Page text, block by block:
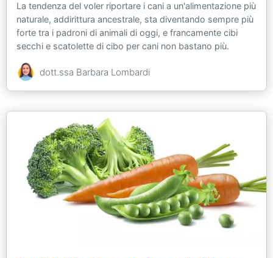
La tendenza del voler riportare i cani a un'alimentazione più
naturale, addirittura ancestrale, sta diventando sempre più
forte tra i padroni di animali di oggi, e francamente cibi
secchi e scatolette di cibo per cani non bastano più.
dott.ssa Barbara Lombardi